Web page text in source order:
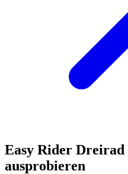
Easy Rider Dreirad
ausprobieren